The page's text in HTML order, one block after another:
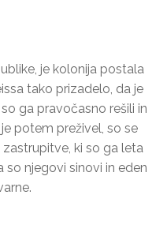
je kolonija postala
tako prizadelo, da je
ga pravočasno rešili in
potem preživel, so se
ki so ga leta
so njegovi sinovi in eden